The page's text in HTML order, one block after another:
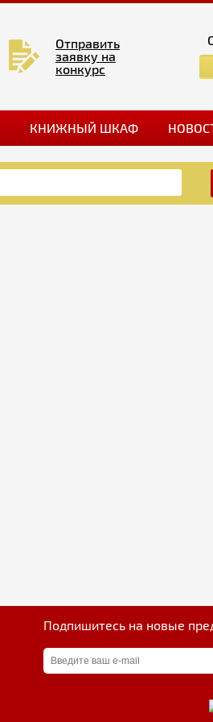
Отправить
заявку на
конкурс
КНИЖНЫЙ ШКАФ
Подпишитесь на новые